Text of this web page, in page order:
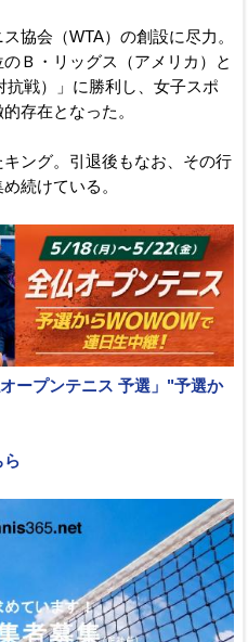
協会（WTA）の創設に尽力。
Ｂ・リッグス（アメリカ）と
抗戦）」に勝利し、女子スポ
存在となった。
ング。引退後もなお、その行
続けている。
ープンテニス 予選」"予選か
ら